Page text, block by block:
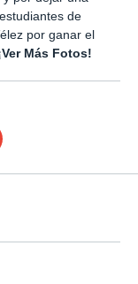
de
por ganar el
Más Fotos!